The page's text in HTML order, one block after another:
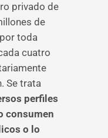
privado de
de
toda
cuatro
Se trata
perfiles
consumen
o lo